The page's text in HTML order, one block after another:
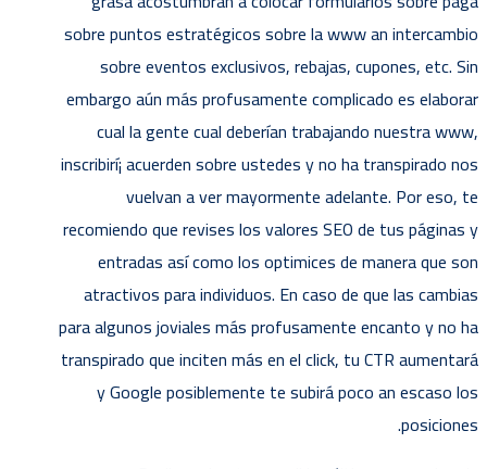
sobre puntos estratégicos sobre la www an intercambio
sobre eventos exclusivos, rebajas, cupones, etc. Sin
embargo aún más profusamente complicado es elaborar
cual la gente cual deberían trabajando nuestra www,
inscribirí¡ acuerden sobre ustedes y no ha transpirado nos
vuelvan a ver mayormente adelante. Por eso, te
recomiendo que revises los valores SEO de tus páginas y
entradas así­ como los optimices de manera que son
atractivos para individuos. En caso de que las cambias
para algunos joviales más profusamente encanto y no ha
transpirado que inciten más en el click, tu CTR aumentará
y Google posiblemente te subirá poco an escaso los
posiciones.